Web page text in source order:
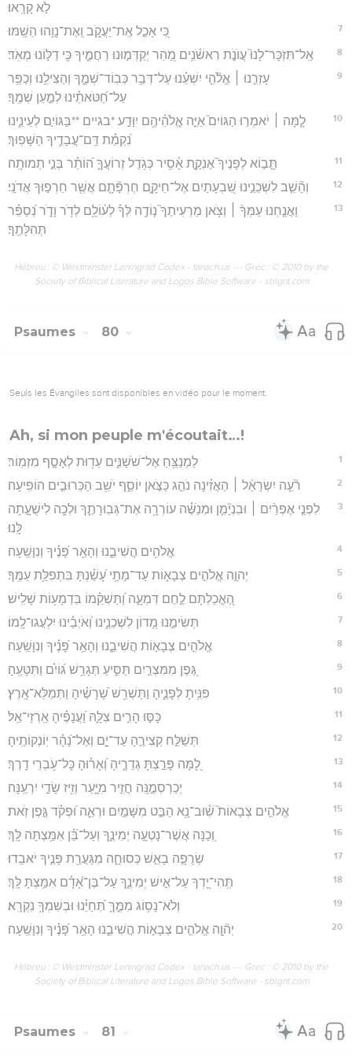
לֹ֣א קָרָֽאוּ׃
7 כִּ֭י אָכַ֣ל אֶֽת־יַעֲקֹ֑ב וְֽאֶת־נָוֵ֥הוּ הֵשַֽׁמּוּ׃
8 אַֽל־תִּזְכָּר־לָנוּ֮ עֲוֺנֹ֪ת רִאשֹׁ֫נִ֥ים מַ֭הֵר יְקַדְּמ֣וּנוּ רַחֲמֶ֑יךָ כִּ֖י דַלּ֣וֹנוּ מְאֹֽד׃
9
עָזְרֵ֤נוּ ׀ אֱלֹ֘הֵ֤י יִשְׁעֵ֗נוּ עַל־דְּבַ֥ר כְּבֽוֹד־שְׁמֶ֑ךָ וְהַצִּילֵ֥נוּ וְכַפֵּ֥ר
עַל־חַ֝טֹּאתֵ֗ינוּ לְמַ֣עַן שְׁמֶֽךָ׃
10
לָ֤מָּה ׀ יֹאמְר֣וּ הַגּוֹיִם֮ אַיֵּ֪ה אֱ‍ֽלֹהֵ֫יהֶ֥ם יִוָּדַ֣ע *בגיים **בַּגּוֹיִ֣ם לְעֵינֵ֑ינוּ
נִ֝קְמַ֗ת דַּֽם־עֲבָדֶ֥יךָ הַשָּׁפֽוּךְ׃
11 תָּ֤ב֣וֹא לְפָנֶיךָ֮ אֶנְקַ֪ת אָ֫סִ֥יר כְּגֹ֥דֶל זְרוֹעֲךָ֑ ה֝וֹתֵ֗ר בְּנֵ֣י תְמוּתָֽה׃
12 וְהָ֘שֵׁ֤ב לִשְׁכֵנֵ֣ינוּ שִׁ֭בְעָתַיִם אֶל־חֵיקָ֑ם חֶרְפָּ֘תָ֤ם אֲשֶׁ֖ר חֵרְפ֣וּךָ אֲדֹנָֽי׃
13
וַאֲנַ֤חְנוּ עַמְּךָ֨ ׀ וְצֹ֥אן מַרְעִיתֶךָ֮ נ֤וֹדֶ֥ה לְּךָ֗ לְע֫וֹלָ֥ם לְדֹ֥ר וָדֹ֑ר נְ֝סַפֵּ֗ר
תְּהִלָּתֶֽךָ׃
Hébreu : © Westminster Leningrad Codex - tanach.us --- Grec : © 2010 by the
Society of Biblical Literature and Logos Bible Software - sblgnt.com
Psaumes 80
Seuls les Évangiles sont disponibles en vidéo pour le moment.
Ah, si mon peuple m'écoutait…!
1 לַמְנַצֵּ֥חַ אֶל־שֹׁשַׁנִּ֑ים עֵד֖וּת לְאָסָ֣ף מִזְמֽוֹר׃
2 רֹ֘עֵ֤ה יִשְׂרָאֵ֨ל ׀ הַאֲזִ֗ינָה נֹהֵ֣ג כַּצֹּ֣אן יוֹסֵ֑ף יֹשֵׁ֖ב הַכְּרוּבִ֣ים הוֹפִֽיעָה׃
3
לִפְנֵ֤י אֶפְרַ֨יִם ׀ וּבִנְיָ֘מִ֤ן וּמְנַשֶּׁ֗ה עוֹרְרָ֥ה אֶת־גְּבֽוּרָתֶ֑ךָ וּלְכָ֖ה לִישֻׁעָ֣תָה
לָּֽנוּ׃
4 אֱלֹהִ֥ים הֲשִׁיבֵ֑נוּ וְהָאֵ֥ר פָּ֝נֶ֗יךָ וְנִוָּשֵֽׁעָה׃
5 יְהוָ֣ה אֱלֹהִ֣ים צְבָא֑וֹת עַד־מָתַ֥י עָ֝שַׁ֗נְתָּ בִּתְפִלַּ֥ת עַמֶּֽךָ׃
6 הֶ֭אֱכַלְתָּם לֶ֣חֶם דִּמְעָ֑ה וַ֝תַּשְׁקֵ֗מוֹ בִּדְמָע֥וֹת שָׁלִֽישׁ׃
7 תְּשִׂימֵ֣נוּ מָ֭דוֹן לִשְׁכֵנֵ֑ינוּ וְ֝אֹיְבֵ֗ינוּ יִלְעֲגוּ־לָֽמוֹ׃
8 אֱלֹהִ֣ים צְבָא֣וֹת הֲשִׁיבֵ֑נוּ וְהָאֵ֥ר פָּ֝נֶ֗יךָ וְנִוָּשֵֽׁעָה׃
9 גֶּ֭פֶן מִמִּצְרַ֣יִם תַּסִּ֑יעַ תְּגָרֵ֥שׁ גּ֝וֹיִ֗ם וַתִּטָּעֶֽהָ׃
10 פִּנִּ֥יתָ לְפָנֶ֑יהָ וַתַּשְׁרֵ֥שׁ שָׁ֝רָשֶׁ֗יהָ וַתְּמַלֵּא־אָֽרֶץ׃
11 כָּסּ֣וּ הָרִ֣ים צִלָּ֑הּ וַ֝עֲנָפֶ֗יהָ אַֽרְזֵי־אֵֽל׃
12 תְּשַׁלַּ֣ח קְצִירֶ֣הָ עַד־יָ֑ם וְאֶל־נָ֝הָ֗ר יֽוֹנְקוֹתֶֽיהָ׃
13 לָ֭מָּה פָּרַ֣צְתָּ גְדֵרֶ֑יהָ וְ֝אָר֗וּהָ כָּל־עֹ֥בְרֵי דָֽרֶךְ׃
14 יְכַרְסְמֶ֣נָּֽה חֲזִ֣יר מִיָּ֑עַר וְזִ֖יז שָׂדַ֣י יִרְעֶֽנָּה׃
15 אֱלֹהִ֣ים צְבָאוֹת֮ שֽׁ֫וּב־נָ֥א הַבֵּ֣ט מִשָּׁמַ֣יִם וּרְאֵ֑ה וּ֝פְקֹ֗ד גֶּ֣פֶן זֹֽאת׃
16 וְ֭כַנָּה אֲשֶׁר־נָטְעָ֣ה יְמִינֶ֑ךָ וְעַל־בֵּ֝֗ן אִמַּ֥צְתָּה לָּֽךְ׃
17 שְׂרֻפָ֣ה בָאֵ֣שׁ כְּסוּחָ֑ה מִגַּעֲרַ֖ת פָּנֶ֣יךָ יֹאבֵֽדוּ׃
18 תְּֽהִי־יָ֭דְךָ עַל־אִ֣ישׁ יְמִינֶ֑ךָ עַל־בֶּן־אָ֝דָ֗ם אִמַּ֥צְתָּ לָּֽךְ׃
19 וְלֹא־נָס֥וֹג מִמֶּ֑ךָּ תְּ֝חַיֵּ֗נוּ וּבְשִׁמְךָ֥ נִקְרָֽא׃
20 יְה֘וָ֤ה אֱלֹהִ֣ים צְבָא֣וֹת הֲשִׁיבֵ֑נוּ הָאֵ֥ר פָּ֝נֶ֗יךָ וְנִוָּשֵֽׁעָה׃
Hébreu : © Westminster Leningrad Codex - tanach.us --- Grec : © 2010 by the
Society of Biblical Literature and Logos Bible Software - sblgnt.com
Psaumes 81